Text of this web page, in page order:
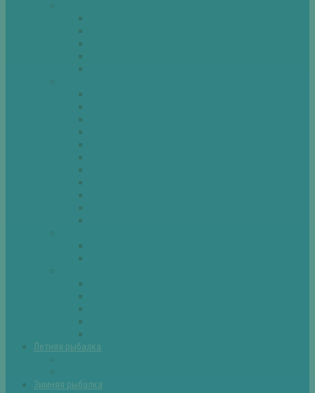
Летняя рыбалка
Зимняя рыбалка